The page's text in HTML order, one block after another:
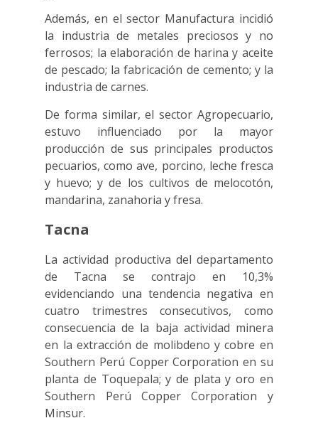
Además, en el sector Manufactura incidió
la industria de metales preciosos y no
ferrosos; la elaboración de harina y aceite
de pescado; la fabricación de cemento; y la
industria de carnes.
De forma similar, el sector Agropecuario,
estuvo influenciado por la mayor
producción de sus principales productos
pecuarios, como ave, porcino, leche fresca
y huevo; y de los cultivos de melocotón,
mandarina, zanahoria y fresa.
Tacna
La actividad productiva del departamento
de Tacna se contrajo en 10,3%
evidenciando una tendencia negativa en
cuatro trimestres consecutivos, como
consecuencia de la baja actividad minera
en la extracción de molibdeno y cobre en
Southern Perú Copper Corporation en su
planta de Toquepala; y de plata y oro en
Southern Perú Copper Corporation y
Minsur.